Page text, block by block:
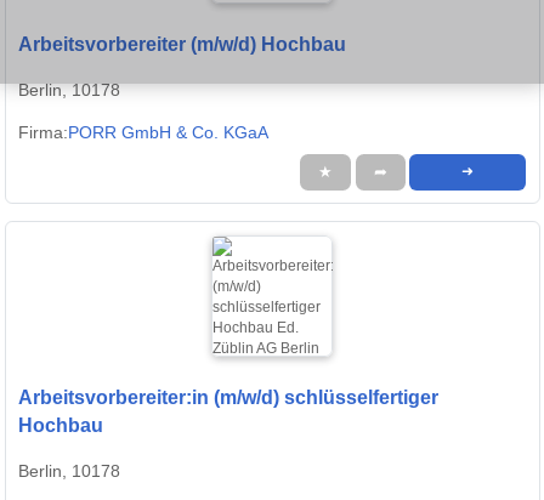
Arbeitsvorbereiter (m/w/d) Hochbau
Berlin, 10178
Firma:PORR GmbH & Co. KGaA
★ ➦ ➜
Arbeitsvorbereiter:in (m/w/d) schlüsselfertiger
Hochbau
Berlin, 10178